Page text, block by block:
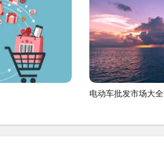
电动车批发市场大全